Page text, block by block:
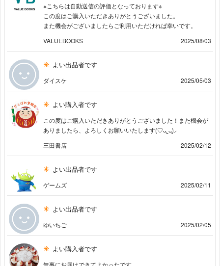
※こちらは自動送信の評価となっております※
この度はご購入いただきありがとうございました。
また機会がございましたらご利用いただければ幸いです。
VALUEBOOKS
2025/08/03
よい出品者です
ダイスケ 2025/05/03
よい購入者です
この度はご購入いただきありがとうございました！また機会が
ありましたら、よろしくお願いいたします(♡ᴗ͈ˬᴗ͈)⸝
三田書店
2025/02/12
よい出品者です
ゲームズ 2025/02/11
よい出品者です
ゆいちご 2025/02/05
よい購入者です
無事にお届けできてよかったです。